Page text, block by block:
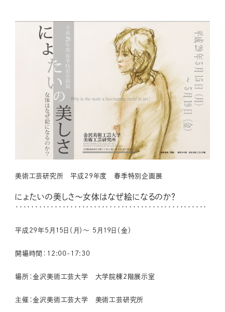
美術工芸研究所 平成29年度 春季特別企画展
にょたいの美しさ～女体はなぜ絵になるのか？
・・・・・・・・・・・・・・・・・・・・・・・・・・・・・・・・・・・・・・・・・・・・・・・・・
平成29年5月15日（月）～ 5月19日（金）
開場時間：12:00-17:30
場所：金沢美術工芸大学 大学院棟2階展示室
主催：金沢美術工芸大学 美術工芸研究所